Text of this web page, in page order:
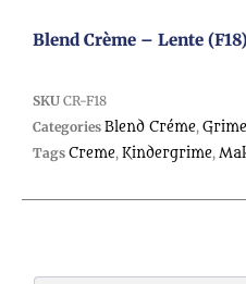
Blend Crème – Lente (F18)
SKU CR-F18
Categories Blend Créme,
Tags Creme, Kindergrime,